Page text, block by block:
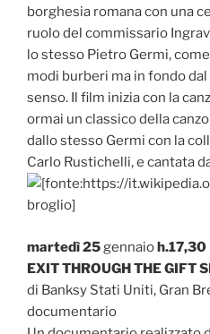
borghesia romana con una
ruolo del commissario
lo stesso Pietro Germi,
modi burberi ma in fondo
senso. Il film inizia con la
ormai un classico della
dallo stesso Germi con la
Carlo Rustichelli, e cantata
martedì 25 gennaioh.17,30
EXIT THROUGH THE GIFT
di Banksy Stati Uniti, Gran
documentario